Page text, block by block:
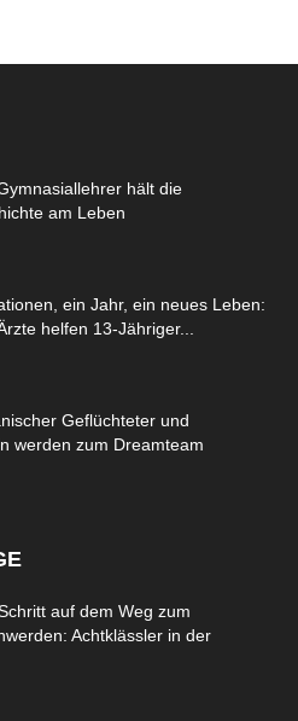
hält die
am Leben
ein Jahr, ein neues Leben:
helfen 13-Jähriger...
Geflüchteter und
werden zum Dreamteam
auf dem Weg zum
Achtklässler in der